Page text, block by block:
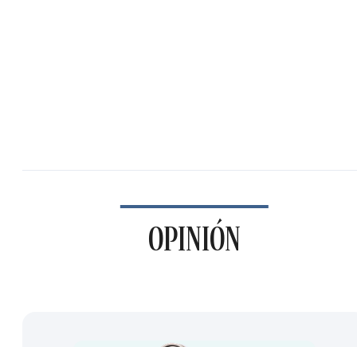
OPINIÓN